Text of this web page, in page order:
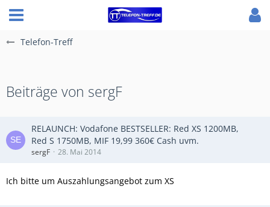
Telefon-Treff
Beiträge von sergF
RELAUNCH: Vodafone BESTSELLER: Red XS 1200MB,
Red S 1750MB, MIF 19,99 360€ Cash uvm.
sergF 28. Mai 2014
Ich bitte um Auszahlungsangebot zum XS